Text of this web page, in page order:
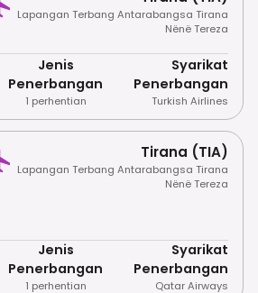
Lapangan Terbang Antarabangsa Tirana
Nënë Tereza
Jenis
Penerbangan
1 perhentian
Syarikat
Penerbangan
Turkish Airlines
Tirana (TIA)
Lapangan Terbang Antarabangsa Tirana
Nënë Tereza
Jenis
Penerbangan
1 perhentian
Syarikat
Penerbangan
Qatar Airways